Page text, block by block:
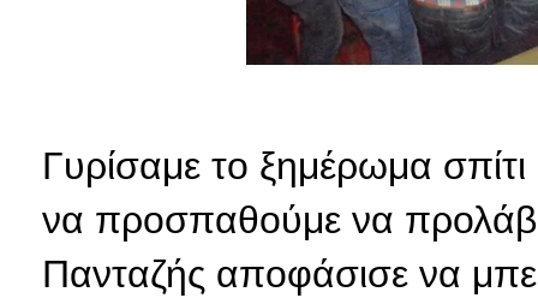
Γυρίσαμε το ξημέρωμα
να προσπαθούμε να
Πανταζής αποφάσισε να